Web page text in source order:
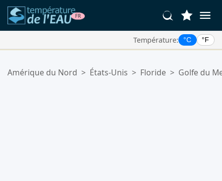
Température: °C °F
Votre liste de favoris est vide.
Amérique du Nord > États-Unis > Floride > Golfe du